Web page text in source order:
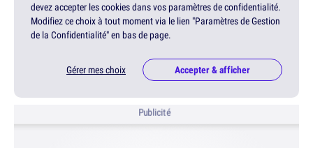
devez accepter les cookies dans vos paramètres de confidentialité.
Modifiez ce choix à tout moment via le lien "Paramètres de Gestion
de la Confidentialité" en bas de page.
Gérer mes choix Accepter & afficher
Publicité